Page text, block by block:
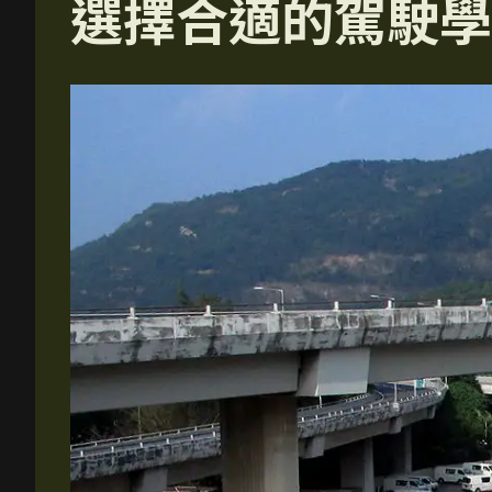
選擇合適的駕駛